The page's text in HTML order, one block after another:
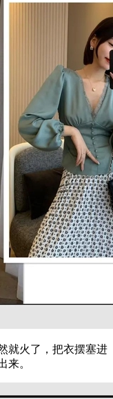
火了，把衣摆塞进
来。